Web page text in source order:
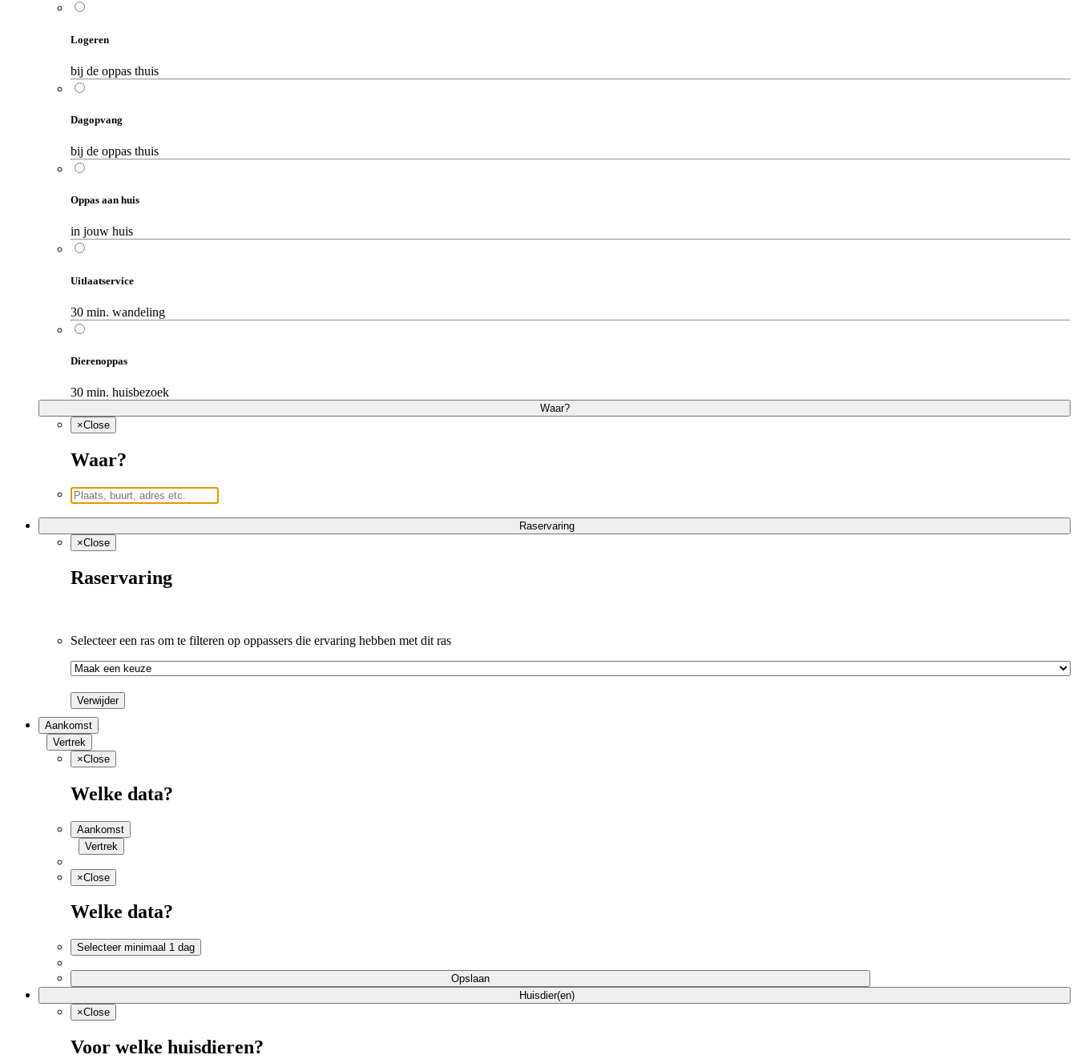
Logeren
bij de oppas thuis
Dagopvang
bij de oppas thuis
Oppas aan huis
in jouw huis
Uitlaatservice
30 min. wandeling
Dierenoppas
30 min. huisbezoek
Waar?
×Close
Waar?
Raservaring
×Close
Raservaring
Selecteer een ras om te filteren op oppassers die ervaring hebben met dit ras
Verwijder
Aankomst
Vertrek
×Close
Welke data?
Aankomst
Vertrek
×Close
Welke data?
Selecteer minimaal 1 dag
Opslaan
Huisdier(en)
×Close
Voor welke huisdieren?